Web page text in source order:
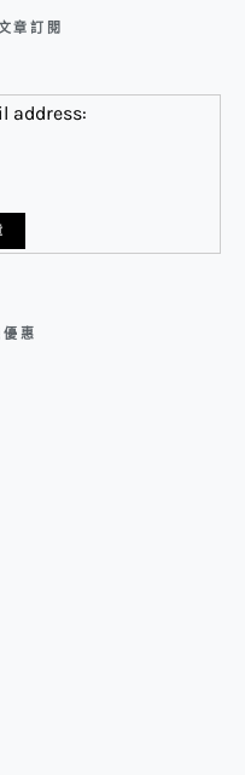
章訂閱
address:
惠